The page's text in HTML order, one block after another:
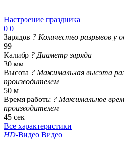
Настроение праздника
0 0
Зарядов ? Количество разрывов у
99
Калибр ? Диаметр заряда
30 мм
Высота ? Максимальная высота
производителем
50 м
Время работы ? Максимальное
производителем
45 сек
Все характеристики
HD-Видео Видео